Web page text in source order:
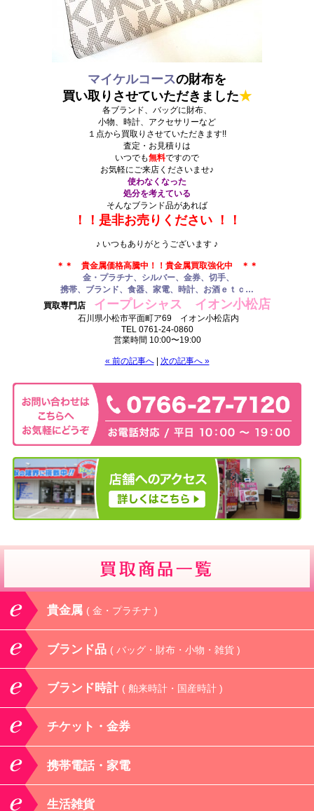
マイケルコースの財布を
買い取りさせていただきました★
各ブランド、バッグに財布、
小物、時計、アクセサリーなど
１点から買取りさせていただきます!!
査定・お見積りは
いつでも無料ですので
お気軽にご来店くださいませ♪
使わなくなった
処分を考えている
そんなブランド品があれば
！！是非お売りください ！！
♪ いつもありがとうございます ♪
＊＊ 貴金属価格高騰中！
！貴金属買取強化中 ＊＊
金・プラチナ、シルバー、金券、切手、
携帯、ブランド、食器、家電、時計、お酒 ｅｔｃ…
買取専門店 イープレシャス イオン小松店
石川県小松市平面町ア69 イオン小松店内
TEL 0761-24-0860
営業時間 10:00〜19:00
« 前の記事へ| 次の記事へ »
貴金属 ( 金・プラチナ )
ブランド品 ( バッグ・財布・小物・雑貨 )
ブランド時計 ( 舶来時計・国産時計 )
チケット・金券
携帯電話・家電
生活雑貨